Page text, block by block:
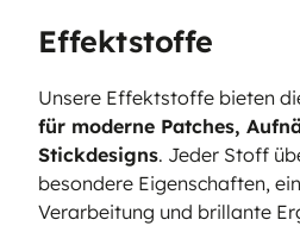
Effektstoffe
Unsere Effektstoffe bieten
für moderne Patches,
Stickdesigns. Jeder Stoff
besondere Eigenschaften,
Verarbeitung und brillante